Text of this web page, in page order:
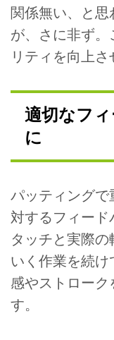
関係無い、と
が、さに非ず。
リティを向上さ
適切なフ
に
パッティングで
対するフィード
タッチと実際
いく作業を続
感やストローク
す。